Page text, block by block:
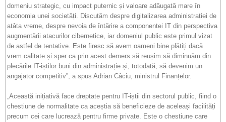
domeniu strategic, cu impact puternic și valoare adăugată mare în
economia unei societăți. Discutăm despre digitalizarea administrației de
atâta vreme, despre nevoia de întărire a componentei IT din perspectiva
augmentării atacurilor cibernetice, iar domeniul public este primul vizat
de astfel de tentative. Este firesc să avem oameni bine plătiți dacă
vrem calitate și sper ca prin acest demers să reușim să diminuăm din
plecările IT-iștilor buni din administrație și, totodată, să devenim un
angajator competitiv”, a spus Adrian Câciu, ministrul Finanțelor.
„Această inițiativă face dreptate pentru IT-iștii din sectorul public, fiind o
chestiune de normalitate ca aceștia să beneficieze de aceleași facilități
precum cei care lucrează pentru firme private. Este o chestiune care